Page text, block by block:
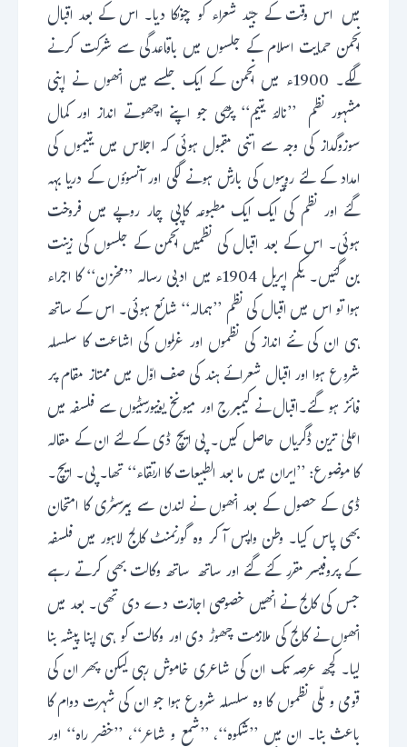
میں اس وقت کے جیّد شعراء کو چونکا دیا۔ اس کے بعد اقبال
انجمن حمایت اسلام کے جلسوں میں باقاعدگی سے شرکت کرنے
لگے۔ 1900ء میں انجمن کے ایک جلسے میں انھوں نے اپنی
مشہور نظم ’’نالۂ یتیم‘‘ پڑھی جو اپنے اچھوتے انداز اور کمال
سوزوگداز کی وجہ سے اتنی مقبول ہوئی کہ اجلاس میں یتیموں کی
امداد کے لئے روپیوں کی بارش ہونے لگی اور آنسوؤں کے دریا بہہ
گئے اور نظم کی ایک ایک مطبوعہ کاپی چار روپے میں فروخت
ہوئی۔ اس کے بعد اقبال کی نظمیں انجمن کے جلسوں کی زینت
بن گئیں۔ یکم اپریل 1904ء میں ادبی رسالہ ’’مخزن‘‘ کا اجراء
ہوا تو اس میں اقبال کی نظم ’’ہمالہ‘‘ شائع ہوئی۔ اس کے ساتھ
ہی ان کی نئے انداز کی نظموں اور غزلوں کی اشاعت کا سلسلہ
شروع ہوا اور اقبال شعرائے ہند کی صف اوّل میں ممتاز مقام پر
فائز ہو گئے۔اقبال نے کیمبرج اور میونخ یونیورسٹیوں سے فلسفہ میں
اعلیٰ ترین ڈگریاں حاصل کیں۔ پی ایچ ڈی کے لئے ان کے مقالہ
کا موضوع: ’’ایران میں ما بعد الطبیعات کا ارتقاء‘‘ تھا۔ پی۔ ایچ۔
ڈی کے حصول کے بعد انھوں نے لندن سے بیرسٹری کا امتحان
بھی پاس کیا۔ وطن واپس آ کر وہ گورنمنٹ کالج لاہور میں فلسفہ
کے پروفیسر مقرر کئے گئے اور ساتھ ساتھ وکالت بھی کرتے رہے
جس کی کالج نے انھیں خصوصی اجازت دے دی تھی۔ بعد میں
انھوں نے کالج کی ملازمت چھوڑ دی اور وکالت کو ہی اپنا پیشہ بنا
لیا۔ کچھ عرصہ تک ان کی شاعری خاموش رہی لیکن پھر ان کی
قومی و ملّی نظموں کا وہ سلسلہ شروع ہوا جو ان کی شہرت دوام کا
باعث بنا۔ ان میں ’’شکوہ‘‘، ’’شمع و شاعر‘‘، ’’خضر راہ‘‘ اور